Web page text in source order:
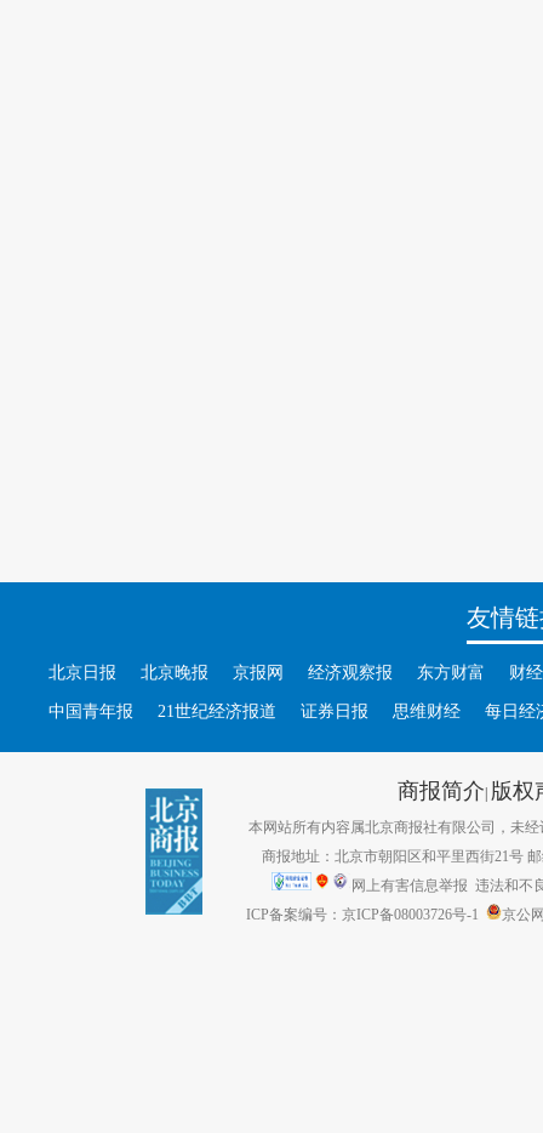
友情
北京日报 北京晚报 京报网 经济观察报 东方财富 财
中国青年报 21世纪经济报道 证券日报 思维财经 每日经
商报简介| 版权
本网站所有内容属北京商报社有限公司，未经
商报地址：北京市朝阳区和平里西街21号
网上有害信息举报 违法和不
ICP备案编号：京ICP备08003726号-1
京公